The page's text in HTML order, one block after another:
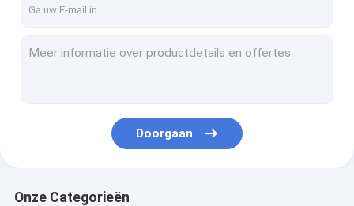
Het blad van het roestvrij staalmetaal
het blad van het spiegelroestvrije staal
Doorgaan
Onze Categorieën